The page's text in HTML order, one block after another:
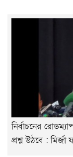
নির্বাচনের
প্রশ্ন উঠবে :